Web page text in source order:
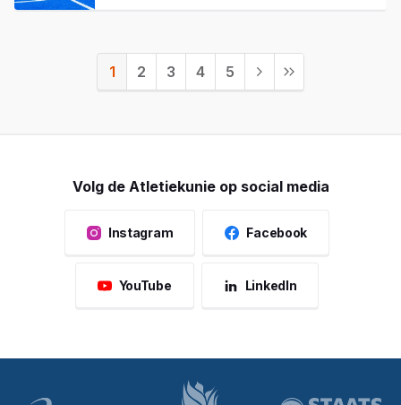
1 2 3 4 5
Volg de Atletiekunie op social media
Instagram Facebook
YouTube LinkedIn